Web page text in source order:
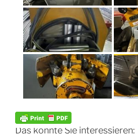
Das könnte Sie interessieren: